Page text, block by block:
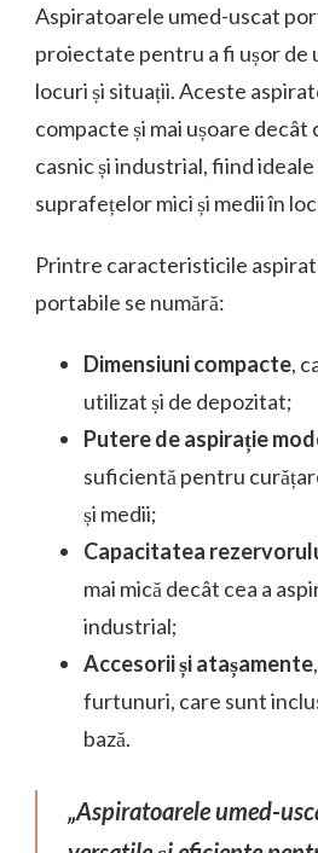
Aspiratoarele umed-uscat
proiectate pentru a fi ușor de
locuri și situații. Aceste
compacte și mai ușoare
casnic și industrial, fiind
suprafețelor mici și medii în
Printre caracteristicile
portabile se numără:
Dimensiuni compacte,
utilizat și de depozitat;
Putere de aspirație
suficientă pentru
și medii;
Capacitatea
mai mică decât cea a
industrial;
Accesorii și atașamente
furtunuri, care sunt
bază.
„Aspiratoarele umed-